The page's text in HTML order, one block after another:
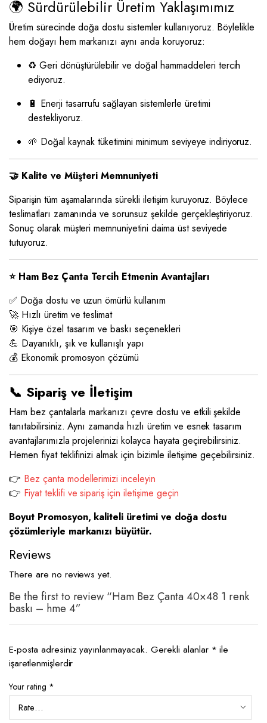
🌍 Sürdürülebilir Üretim Yaklaşımımız
Üretim sürecinde doğa dostu sistemler kullanıyoruz. Böylelikle
hem doğayı hem markanızı aynı anda koruyoruz:
♻️ Geri dönüştürülebilir ve doğal hammaddeleri tercih
ediyoruz.
🔋 Enerji tasarrufu sağlayan sistemlerle üretimi
destekliyoruz.
🌱 Doğal kaynak tüketimini minimum seviyeye indiriyoruz.
🤝 Kalite ve Müşteri Memnuniyeti
Siparişin tüm aşamalarında sürekli iletişim kuruyoruz. Böylece
teslimatları zamanında ve sorunsuz şekilde gerçekleştiriyoruz.
Sonuç olarak müşteri memnuniyetini daima üst seviyede
tutuyoruz.
⭐ Ham Bez Çanta Tercih Etmenin Avantajları
✅ Doğa dostu ve uzun ömürlü kullanım
🚀 Hızlı üretim ve teslimat
🎯 Kişiye özel tasarım ve baskı seçenekleri
💪 Dayanıklı, şık ve kullanışlı yapı
💰 Ekonomik promosyon çözümü
📞 Sipariş ve İletişim
Ham bez çantalarla markanızı çevre dostu ve etkili şekilde
tanıtabilirsiniz. Aynı zamanda hızlı üretim ve esnek tasarım
avantajlarımızla projelerinizi kolayca hayata geçirebilirsiniz.
Hemen fiyat teklifinizi almak için bizimle iletişime geçebilirsiniz.
👉 Bez çanta modellerimizi inceleyin
👉 Fiyat teklifi ve sipariş için iletişime geçin
Boyut Promosyon, kaliteli üretimi ve doğa dostu
çözümleriyle markanızı büyütür.
Reviews
There are no reviews yet.
Be the first to review “Ham Bez Çanta 40×48 1 renk
baskı – hme 4”
E-posta adresiniz yayınlanmayacak. Gerekli alanlar * ile
işaretlenmişlerdir
Your rating *